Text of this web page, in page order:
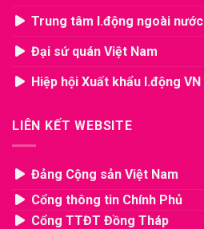
Trung tâm l.động ngoài nước
Đại sứ quán Việt Nam
Hiệp hội Xuất khẩu l.động VN
LIÊN KẾT WEBSITE
Đảng Cộng sản Việt Nam
Cổng thông tin Chính Phủ
Cổng TTĐT Đồng Tháp